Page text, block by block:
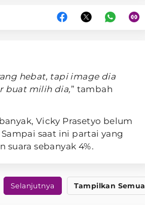
hebat, tapi image dia
buat milih dia,” tambah
Vicky Prasetyo belum
Sampai saat ini partai yang
sebanyak 4%.
Selanjutnya Tampilkan Semua